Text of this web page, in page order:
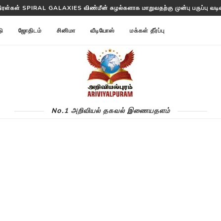
ANNOM LISTS PROTEINS 2 மில்லியன் புரதங்களை பட்டியலிடுகிறது!
ஜோதிடம் சினிமா வீடியோஸ் மக்கள் தீர்ப்பு
No.1 அறிவியல் தகவல் இணையதளம்